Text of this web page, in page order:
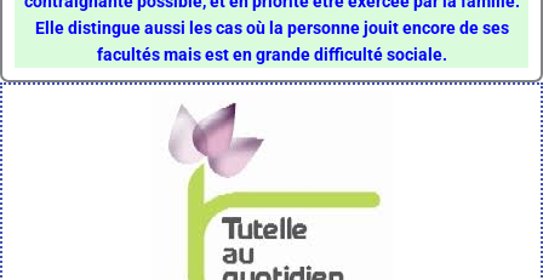
Elle distingue aussi les cas où la personne jouit encore de ses
facultés mais est en grande difficulté sociale.